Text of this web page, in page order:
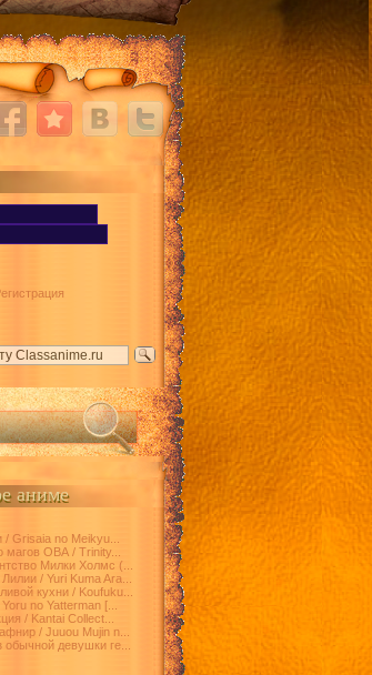
аниме
/ Grisaia no Meikyu...
магов ОВА / Trinity...
Милки Холмс (...
/ Yuri Kuma Ara...
кухни / Koufuku...
no Yatterman [...
/ Kantai Collect...
/ Juuou Mujin n...
обычной девушки ге...